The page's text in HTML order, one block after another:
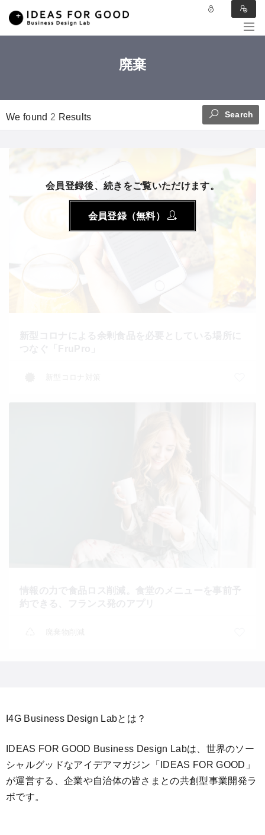
廃棄
We found 2 Results Search
会員登録後、続きをご覧いただけます。
会員登録（無料）
I4G Business Design Labとは？
IDEAS FOR GOOD Business Design Labは、世界のソー
シャルグッドなアイデアマガジン「IDEAS FOR GOOD」
が運営する、企業や自治体の皆さまとの共創型事業開発ラ
ボです。